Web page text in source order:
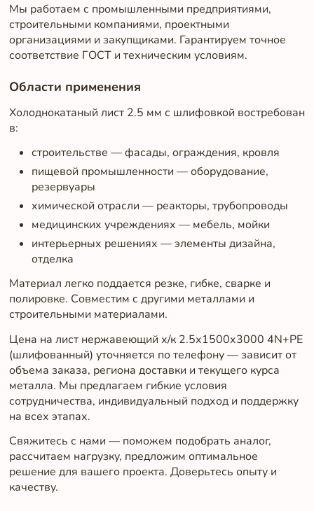
Мы работаем с промышленными предприятиями,
строительными компаниями, проектными
организациями и закупщиками. Гарантируем точное
соответствие ГОСТ и техническим условиям.
Области применения
Холоднокатаный лист 2.5 мм с шлифовкой востребован
в:
строительстве — фасады, ограждения, кровля
пищевой промышленности — оборудование,
резервуары
химической отрасли — реакторы, трубопроводы
медицинских учреждениях — мебель, мойки
интерьерных решениях — элементы дизайна,
отделка
Материал легко поддается резке, гибке, сварке и
полировке. Совместим с другими металлами и
строительными материалами.
Цена на лист нержавеющий х/к 2.5х1500х3000 4N+PE
(шлифованный) уточняется по телефону — зависит от
объема заказа, региона доставки и текущего курса
металла. Мы предлагаем гибкие условия
сотрудничества, индивидуальный подход и поддержку
на всех этапах.
Свяжитесь с нами — поможем подобрать аналог,
рассчитаем нагрузку, предложим оптимальное
решение для вашего проекта. Доверьтесь опыту и
качеству.